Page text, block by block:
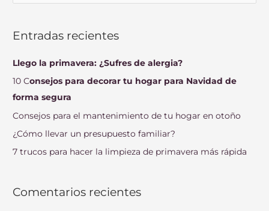
c
r
:
Entradas recientes
Llego la primavera: ¿Sufres de alergia?
10 Consejos para decorar tu hogar para Navidad de
forma segura
Consejos para el mantenimiento de tu hogar en otoño
¿Cómo llevar un presupuesto familiar?
7 trucos para hacer la limpieza de primavera más rápida
Comentarios recientes